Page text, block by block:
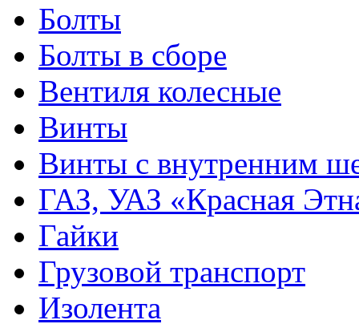
Болты
Болты в сборе
Вентиля колесные
Винты
Винты с внутренним
ГАЗ, УАЗ «Красная
Гайки
Грузовой транспорт
Изолента